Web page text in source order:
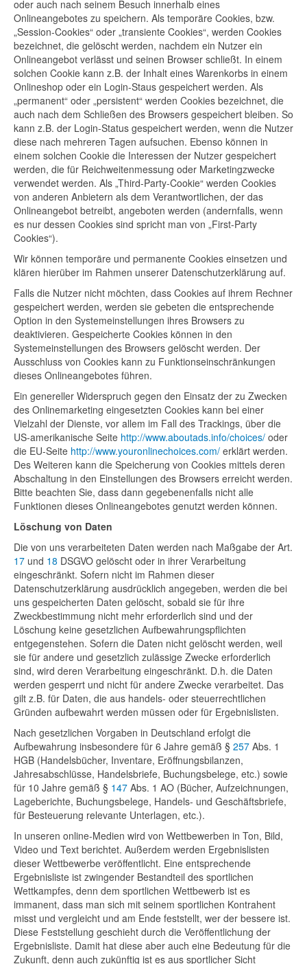
oder auch nach seinem Besuch innerhalb eines
Onlineangebotes zu speichern. Als temporäre Cookies, bzw.
„Session-Cookies“ oder „transiente Cookies“, werden Cookies
bezeichnet, die gelöscht werden, nachdem ein Nutzer ein
Onlineangebot verlässt und seinen Browser schließt. In einem
solchen Cookie kann z.B. der Inhalt eines Warenkorbs in einem
Onlineshop oder ein Login-Staus gespeichert werden. Als
„permanent“ oder „persistent“ werden Cookies bezeichnet, die
auch nach dem Schließen des Browsers gespeichert bleiben. So
kann z.B. der Login-Status gespeichert werden, wenn die Nutzer
diese nach mehreren Tagen aufsuchen. Ebenso können in
einem solchen Cookie die Interessen der Nutzer gespeichert
werden, die für Reichweitenmessung oder Marketingzwecke
verwendet werden. Als „Third-Party-Cookie“ werden Cookies
von anderen Anbietern als dem Verantwortlichen, der das
Onlineangebot betreibt, angeboten werden (andernfalls, wenn
es nur dessen Cookies sind spricht man von „First-Party
Cookies“).
Wir können temporäre und permanente Cookies einsetzen und
klären hierüber im Rahmen unserer Datenschutzerklärung auf.
Falls die Nutzer nicht möchten, dass Cookies auf ihrem Rechner
gespeichert werden, werden sie gebeten die entsprechende
Option in den Systemeinstellungen ihres Browsers zu
deaktivieren. Gespeicherte Cookies können in den
Systemeinstellungen des Browsers gelöscht werden. Der
Ausschluss von Cookies kann zu Funktionseinschränkungen
dieses Onlineangebotes führen.
Ein genereller Widerspruch gegen den Einsatz der zu Zwecken
des Onlinemarketing eingesetzten Cookies kann bei einer
Vielzahl der Dienste, vor allem im Fall des Trackings, über die
US-amerikanische Seite http://www.aboutads.info/choices/ oder
die EU-Seite http://www.youronlinechoices.com/ erklärt werden.
Des Weiteren kann die Speicherung von Cookies mittels deren
Abschaltung in den Einstellungen des Browsers erreicht werden.
Bitte beachten Sie, dass dann gegebenenfalls nicht alle
Funktionen dieses Onlineangebotes genutzt werden können.
Löschung von Daten
Die von uns verarbeiteten Daten werden nach Maßgabe der Art.
17 und 18 DSGVO gelöscht oder in ihrer Verarbeitung
eingeschränkt. Sofern nicht im Rahmen dieser
Datenschutzerklärung ausdrücklich angegeben, werden die bei
uns gespeicherten Daten gelöscht, sobald sie für ihre
Zweckbestimmung nicht mehr erforderlich sind und der
Löschung keine gesetzlichen Aufbewahrungspflichten
entgegenstehen. Sofern die Daten nicht gelöscht werden, weil
sie für andere und gesetzlich zulässige Zwecke erforderlich
sind, wird deren Verarbeitung eingeschränkt. D.h. die Daten
werden gesperrt und nicht für andere Zwecke verarbeitet. Das
gilt z.B. für Daten, die aus handels- oder steuerrechtlichen
Gründen aufbewahrt werden müssen oder für Ergebnislisten.
Nach gesetzlichen Vorgaben in Deutschland erfolgt die
Aufbewahrung insbesondere für 6 Jahre gemäß § 257 Abs. 1
HGB (Handelsbücher, Inventare, Eröffnungsbilanzen,
Jahresabschlüsse, Handelsbriefe, Buchungsbelege, etc.) sowie
für 10 Jahre gemäß § 147 Abs. 1 AO (Bücher, Aufzeichnungen,
Lageberichte, Buchungsbelege, Handels- und Geschäftsbriefe,
für Besteuerung relevante Unterlagen, etc.).
In unseren online-Medien wird von Wettbewerben in Ton, Bild,
Video und Text berichtet. Außerdem werden Ergebnislisten
dieser Wettbewerbe veröffentlicht. Eine entsprechende
Ergebnisliste ist zwingender Bestandteil des sportlichen
Wettkampfes, denn dem sportlichen Wettbewerb ist es
immanent, dass man sich mit seinem sportlichen Kontrahent
misst und vergleicht und am Ende feststellt, wer der bessere ist.
Diese Feststellung geschieht durch die Veröffentlichung der
Ergebnisliste. Damit hat diese aber auch eine Bedeutung für die
Zukunft, denn auch zukünftig ist es aus sportlicher Sicht